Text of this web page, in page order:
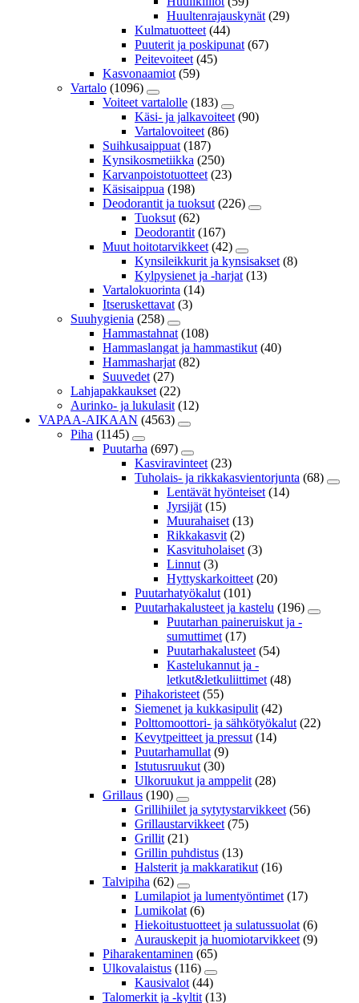
Huultenrajauskynät (29)
Kulmatuotteet (44)
Puuterit ja poskipunat (67)
Peitevoiteet (45)
Kasvonaamiot (59)
Vartalo (1096)
Voiteet vartalolle (183)
Käsi- ja jalkavoiteet (90)
Vartalovoiteet (86)
Suihkusaippuat (187)
Kynsikosmetiikka (250)
Karvanpoistotuotteet (23)
Käsisaippua (198)
Deodorantit ja tuoksut (226)
Tuoksut (62)
Deodorantit (167)
Muut hoitotarvikkeet (42)
Kynsileikkurit ja kynsisakset (8)
Kylpysienet ja -harjat (13)
Vartalokuorinta (14)
Itseruskettavat (3)
Suuhygienia (258)
Hammastahnat (108)
Hammaslangat ja hammastikut (40)
Hammasharjat (82)
Suuvedet (27)
Lahjapakkaukset (22)
Aurinko- ja lukulasit (12)
VAPAA-AIKAAN (4563)
Piha (1145)
Puutarha (697)
Kasviravinteet (23)
Tuholais- ja rikkakasvientorjunta (68)
Lentävät hyönteiset (14)
Jyrsijät (15)
Muurahaiset (13)
Rikkakasvit (2)
Kasvituholaiset (3)
Linnut (3)
Hyttyskarkoitteet (20)
Puutarhatyökalut (101)
Puutarhakalusteet ja kastelu (196)
Puutarhan paineruiskut ja -
sumuttimet (17)
Puutarhakalusteet (54)
Kastelukannut ja -
letkut&letkuliittimet (48)
Pihakoristeet (55)
Siemenet ja kukkasipulit (42)
Polttomoottori- ja sähkötyökalut (22)
Kevytpeitteet ja pressut (14)
Puutarhamullat (9)
Istutusruukut (30)
Ulkoruukut ja amppelit (28)
Grillaus (190)
Grillihiilet ja sytytystarvikkeet (56)
Grillaustarvikkeet (75)
Grillit (21)
Grillin puhdistus (13)
Halsterit ja makkaratikut (16)
Talvipiha (62)
Lumilapiot ja lumentyöntimet (17)
Lumikolat (6)
Hiekoitustuotteet ja sulatussuolat (6)
Aurauskepit ja huomiotarvikkeet (9)
Piharakentaminen (65)
Ulkovalaistus (116)
Kausivalot (44)
Talomerkit ja -kyltit (13)